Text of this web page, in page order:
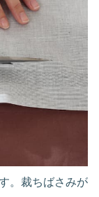
。裁ちばさみが